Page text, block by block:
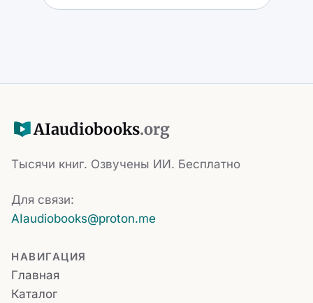
AIaudiobooks.org
Тысячи книг. Озвучены ИИ. Бесплатно
Для связи:
AIaudiobooks@proton.me
НАВИГАЦИЯ
Главная
Каталог